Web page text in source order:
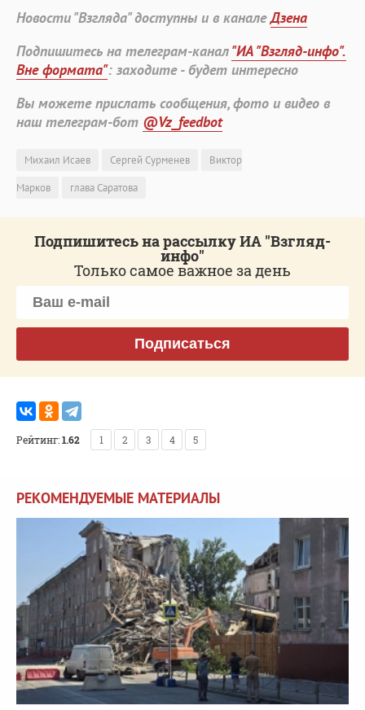
Новости "Взгляда" доступны и в каналеДзена
Подпишитесь на телеграм-канал"ИА "Взгляд-инфо".
Вне формата": заходите - будет интересно
Вы можете прислать сообщения, фото и видео в
наш телеграм-бот @Vz_feedbot
Михаил Исаев Сергей Сурменев
Виктор
Марков
глава Саратова
Подпишитесь на рассылку ИА "Взгляд-
инфо"
Только самое важное за день
Подписаться
Рейтинг:1.62 1 2 3 4 5
РЕКОМЕНДУЕМЫЕ МАТЕРИАЛЫ